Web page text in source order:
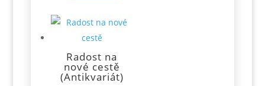
Radost na
nové cestě
(Antikvariát)